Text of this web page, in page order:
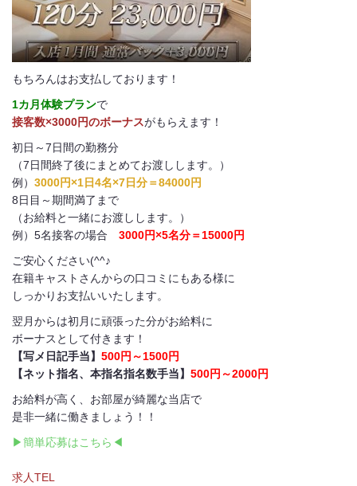
もちろんはお支払しております！
1カ月体験プランで
接客数×3000円のボーナスがもらえます！
初日～7日間の勤務分
（7日間終了後にまとめてお渡しします。）
例） 3000円×1日4名×7日分＝84000円
8日目～期間満了まで
（お給料と一緒にお渡しします。）
例）5名接客の場合 3000円×5名分＝15000円
ご安心ください(^^♪
在籍キャストさんからの口コミにもある様に
しっかりお支払いいたします。
翌月からは初月に頑張った分がお給料に
ボーナスとして付きます！
【写メ日記手当】 500円～1500円
【ネット指名、本指名指名数手当】 500円～2000円
お給料が高く、お部屋が綺麗な当店で
是非一緒に働きましょう！！
▶簡単応募はこちら◀
求人TEL